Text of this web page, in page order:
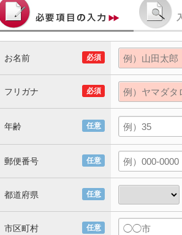
必須
お名前
必須
フリガナ
任意
年齢
任意
郵便番号
任意
都道府県
任意
市区町村